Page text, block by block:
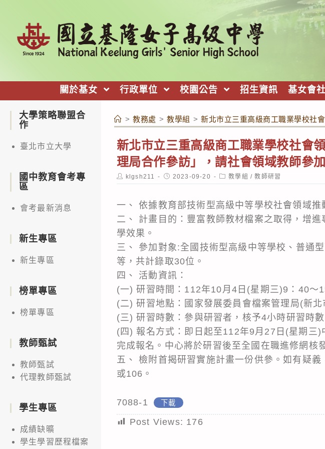
關於基女 行政單位 校園公告 招生資訊 基女會社
> 教務處 > 教學組 > 新北市立三重高級商工職業學校社
新北市立三重高級商工職業學校社會
理局合作參訪」，請社會領域教師參加
Post
author:
klgsh211
Post
published:
2023-09-20
Post
category:
教學組 / 教師研習
一、 依據教育部技術型高級中等學校社會領域推
二、 計畫目的：豐富教師教材檔案之取得，增
學效果。
三、 參加對象:全國技術型高級中等學校、普通
等，共計錄取30位。
四、 活動資訊：
(一) 研習時間：112年10月4日(星期三)9：40～
(二) 研習地點：國家發展委員會檔案管理局(新
(三) 研習時數：參與研習者，核予4小時研習時數
(四) 報名方式：即日起至112年9月27日(星期
完成報名。中心將於研習後至全國在職進修網核
五、 檢附首揭研習實施計畫一份供參。如有疑
或106。
7088-1 下載
Post Views: 176
大學策略聯盟合
作
臺北市立大學
國中教育會考專
區
會考最新消息
新生專區
新生專區
榜單專區
榜單專區
教師甄試
教師甄試
代理教師甄試
學生專區
成績缺曠
學生學習歷程檔案